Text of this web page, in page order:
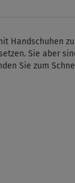
Handschuhen
Sie aber
Sie zum